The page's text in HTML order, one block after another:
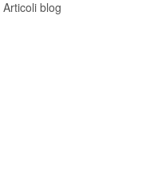
Articoli blog